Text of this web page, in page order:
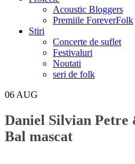
Acoustic Bloggers
Premiile ForeverFolk
Stiri
Concerte de suflet
Festivaluri
Noutati
seri de folk
06 AUG
Daniel Silvian
Bal mascat